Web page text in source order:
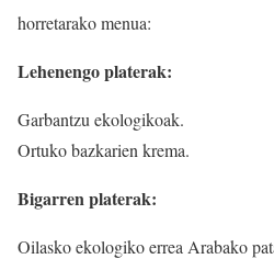
horretarako menua:
Lehenengo platerak:
Garbantzu ekologikoak.
Ortuko bazkarien krema.
Bigarren platerak:
Oilasko ekologiko errea Arabako